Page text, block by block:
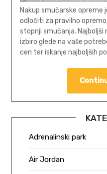
Nakup smučarske opreme
odločiti za pravilno
stopnji smučanja.
izbiro glede na vaše
cen ter iskanje najboljših
Adrenalinski park
Air Jordan